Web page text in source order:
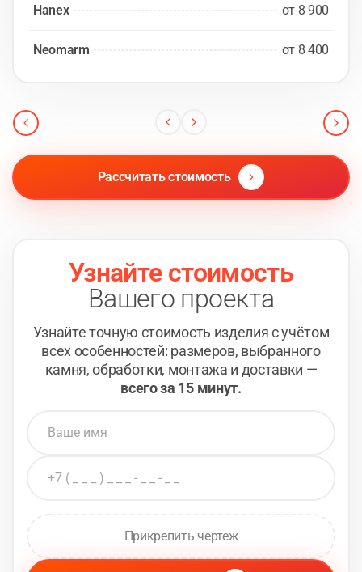
Hanex от 8 900
Neomarm от 8 400
Рассчитать стоимость
Узнайте стоимость
Вашего проекта
Узнайте точную стоимость изделия с учётом
всехособенностей: размеров, выбранного
камня, обработки, монтажа и доставки —
всего за 15 минут.
Прикрепить чертеж